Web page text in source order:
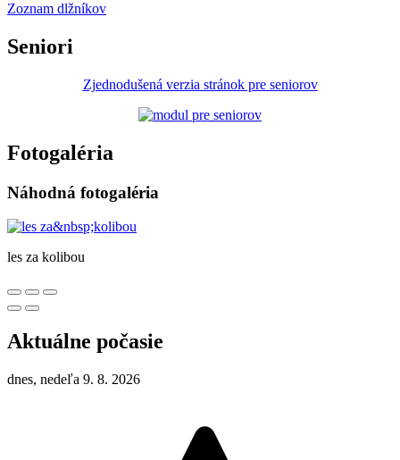
Zoznam dlžníkov
Seniori
Zjednodušená verzia stránok pre seniorov
Fotogaléria
Náhodná fotogaléria
les za kolibou
Aktuálne počasie
dnes, nedeľa 9. 8. 2026